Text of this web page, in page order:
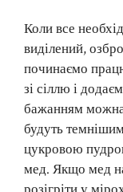
Коли все
виділений,
починаємо
зі сіллю і
бажанням можна
будуть
цукровою
мед. Якщо мед